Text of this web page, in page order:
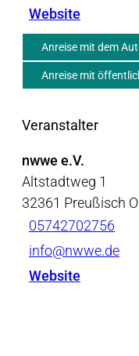
Website
Anreise mit dem
Anreise mit
Veranstalter
nwwe e.V.
Altstadtweg 1
32361 Preußisch
05742702756
info@nwwe.de
Website